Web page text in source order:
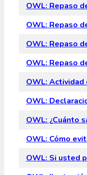
OWL: Repaso
OWL: Repaso
OWL: Repaso
OWL: Repaso
OWL:
OWL:
OWL: ¿Cuánto
OWL: Cómo
OWL: Si usted